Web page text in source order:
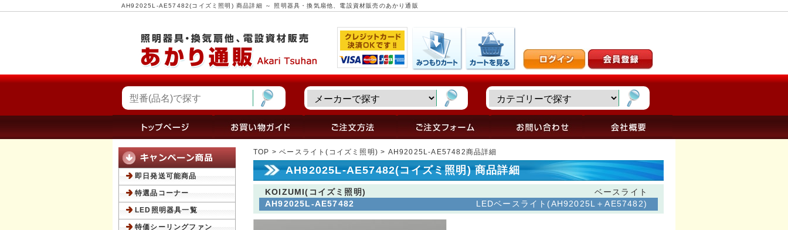
AH92025L-AE57482(コイズミ照明) 商品詳細 ～ 照明器具・換気扇他、電設資材販売のあかり通販
TOP >ベースライト(コイズミ照明) > AH92025L-AE57482商品詳細
AH92025L-AE57482(コイズミ照明) 商品詳細
KOIZUMI(コイズミ照明)
ベースライト
AH92025L-AE57482
LEDベースライト(AH92025L＋AE57482)
即日発送可能商品
特選品コーナー
LED照明器具一覧
特価シーリングファン